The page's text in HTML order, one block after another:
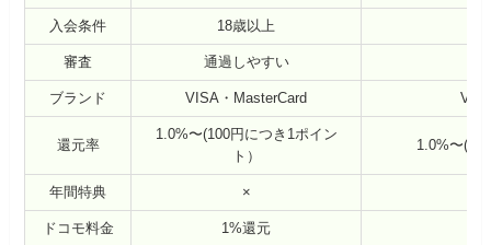
入会条件 18歳以上
審査 通過しやすい
ブランド VISA・MasterCard
還元率
1.0%〜(100円につき1ポイン
ト）
1.0%〜
年間特典 ×
ドコモ料金 1%還元